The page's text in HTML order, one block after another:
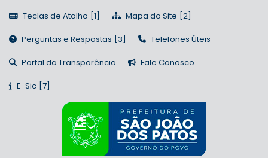
Teclas de Atalho Mapa do Site
Perguntas e Respostas Telefones Úteis
Portal da Transparência Fale Conosco
E-Sic